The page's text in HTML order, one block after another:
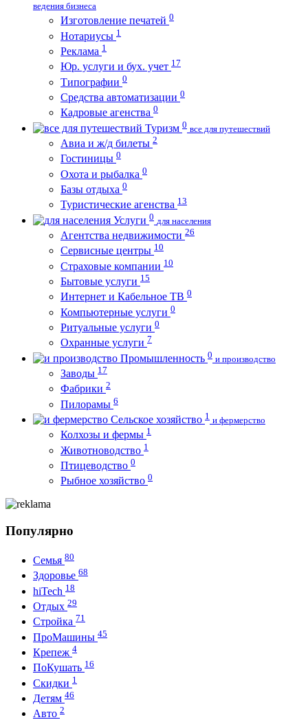
ведения бизнеса
Изготовление печатей 0
Нотариусы 1
Реклама 1
Юр. услуги и бух. учет 17
Типографии 0
Средства автоматизации 0
Кадровые агенства 0
Туризм 0 все для путешествий
Авиа и ж/д билеты 2
Гостиницы 0
Охота и рыбалка 0
Базы отдыха 0
Туристические агенства 13
Услуги 0 для населения
Агентства недвижимости 26
Сервисные центры 10
Страховые компании 10
Бытовые услуги 15
Интернет и Кабельное ТВ 0
Компьютерные услуги 0
Ритуальные услуги 0
Охранные услуги 7
Промышленность 0 и производство
Заводы 17
Фабрики 2
Пилорамы 6
Сельское хозяйство 1 и фермерство
Колхозы и фермы 1
Животноводство 1
Птицеводство 0
Рыбное хозяйство 0
Популярно
Семья 80
Здоровье 68
hiTech 18
Отдых 29
Стройка 71
ПроМашины 45
Крепеж 4
ПоКушать 16
Скидки 1
Детям 46
Авто 2